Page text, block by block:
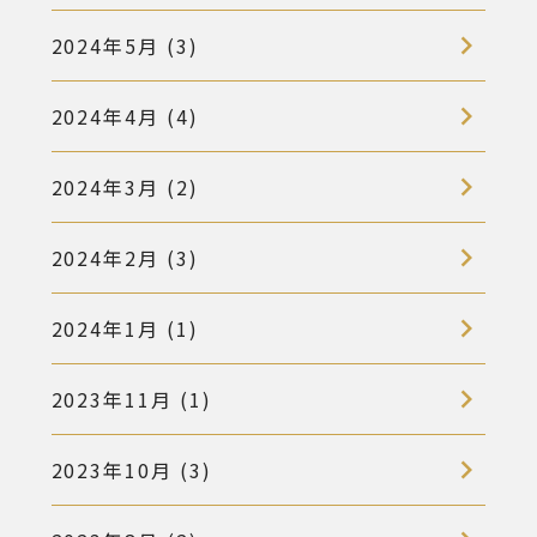
2024年5月 (3)
2024年4月 (4)
2024年3月 (2)
2024年2月 (3)
2024年1月 (1)
2023年11月 (1)
2023年10月 (3)